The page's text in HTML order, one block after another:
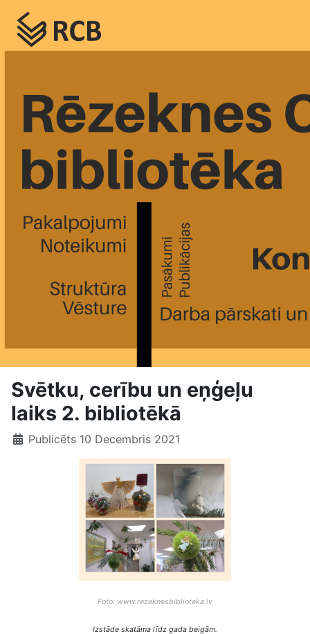
Svētku, cerību un eņģeļu
laiks 2. bibliotēkā
Publicēts 10 Decembris 2021
Foto: www.rezeknesbiblioteka.lv
Izstāde skatāma līdz gada beigām.